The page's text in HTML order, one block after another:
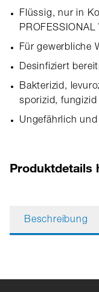
Flüssig, nur in
Für gewerbliche
Desinfiziert
Bakterizid,
sporizid, fungizid
Ungefährlich
Produktdetails
Beschreibung